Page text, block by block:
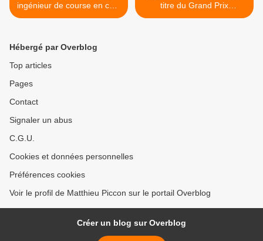
ingénieur de course en chef
chez Williams
titre du Grand Prix
d'Australie >
Hébergé par Overblog
Top articles
Pages
Contact
Signaler un abus
C.G.U.
Cookies et données personnelles
Préférences cookies
Voir le profil de Matthieu Piccon sur le portail Overblog
Créer un blog sur Overblog